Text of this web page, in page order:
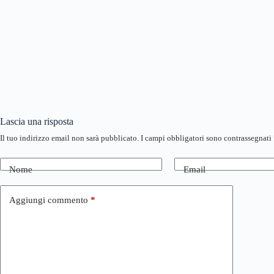
Lascia una risposta
Il tuo indirizzo email non sarà pubblicato. I campi obbligatori sono contrassegnati
Nome Email
Aggiungi commento *